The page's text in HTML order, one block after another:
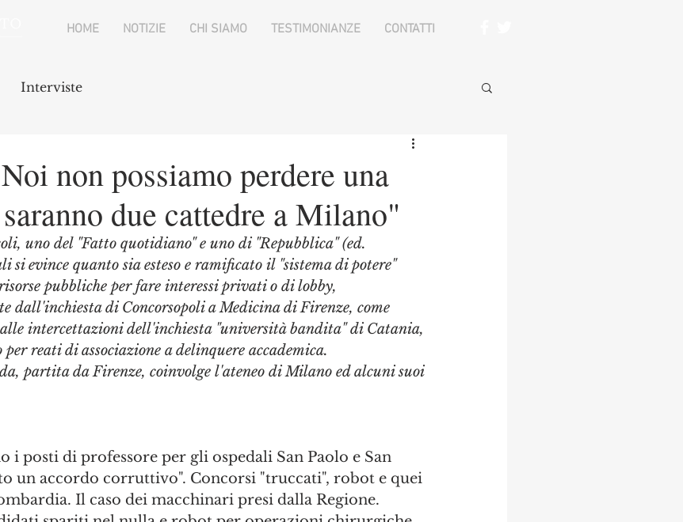
HOME NOTIZIE CHI SIAMO TESTIMONIANZE CONTATTI
Interviste
non possiamo perdere una
due cattedre a Milano"
uno del "Fatto quotidiano" e uno di "Repubblica" (ed.
si evince quanto sia esteso e ramificato il "sistema di potere"
pubbliche per fare interessi privati o di lobby,
dall'inchiesta di Concorsopoli a Medicina di Firenze, come
intercettazioni dell'inchiesta "università bandita" di Catania,
reati di associazione a delinquere accademica.
partita da Firenze, coinvolge l'ateneo di Milano ed alcuni suoi
i posti di professore per gli ospedali San Paolo e San
un accordo corruttivo". Concorsi "truccati", robot e quei
Il caso dei macchinari presi dalla Regione.